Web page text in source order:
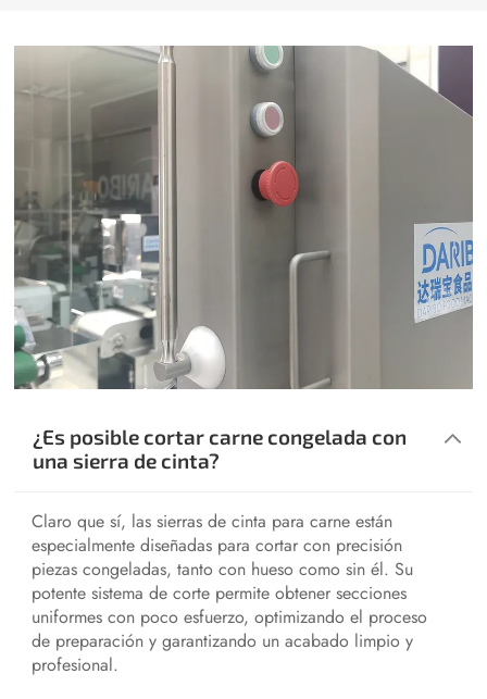
¿Es posible cortar carne congelada con
una sierra de cinta?
Claro que sí, las sierras de cinta para carne están
especialmente diseñadas para cortar con precisión
piezas congeladas, tanto con hueso como sin él. Su
potente sistema de corte permite obtener secciones
uniformes con poco esfuerzo, optimizando el proceso
de preparación y garantizando un acabado limpio y
profesional.